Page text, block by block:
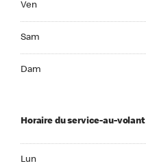
Ven
Sam
Dam
Horaire du service-au-volant
Lun